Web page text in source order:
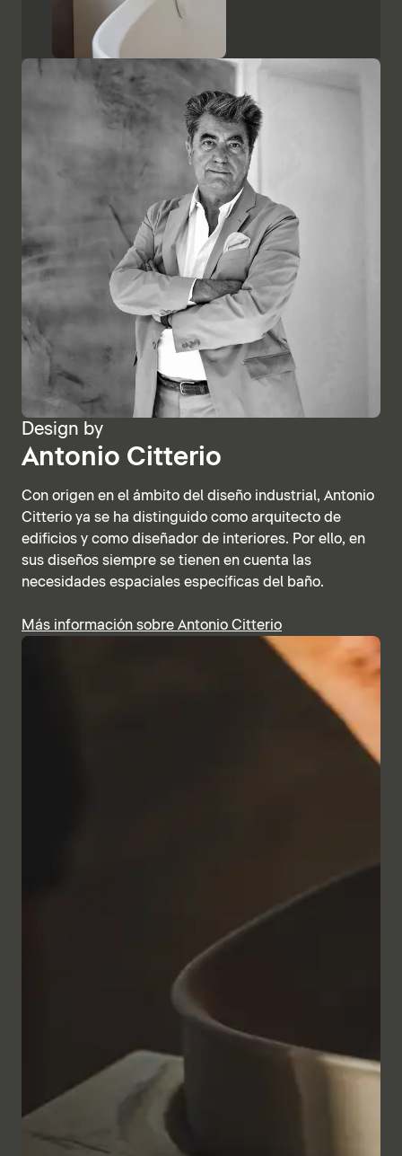
Design by
Antonio Citterio
Con origen en el ámbito del diseño industrial, Antonio
Citterio ya se ha distinguido como arquitecto de
edificios y como diseñador de interiores. Por ello, en
sus diseños siempre se tienen en cuenta las
necesidades espaciales específicas del baño.
Más información sobre Antonio Citterio